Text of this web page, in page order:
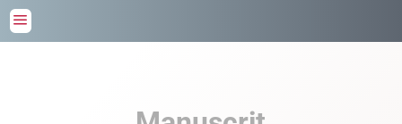
a